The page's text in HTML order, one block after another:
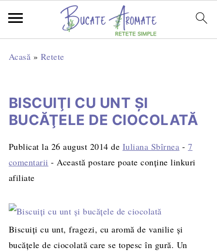
Acasă » Retete
BISCUIŢI CU UNT ŞI
BUCĂŢELE DE CIOCOLATĂ
Publicat la 26 august 2014 de Iuliana Sbîrnea - 7
comentarii - Această postare poate conține linkuri
afiliate
Biscuiţi cu unt, fragezi, cu aromă de vanilie și
bucățele de ciocolată care se topesc în gură. Un